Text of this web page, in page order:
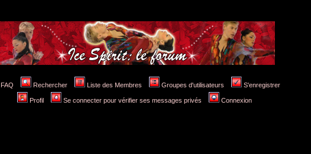
FAQ Rechercher Liste des Membres Groupes d'utilisateurs S'enregistrer
Profil Se connecter pour vérifier ses messages privés Connexion